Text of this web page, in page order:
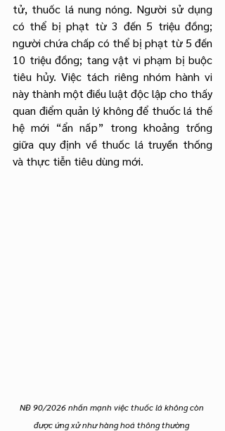
tử, thuốc lá nung nóng. Người sử dụng
có thể bị phạt từ 3 đến 5 triệu đồng;
người chứa chấp có thể bị phạt từ 5 đến
10 triệu đồng; tang vật vi phạm bị buộc
tiêu hủy. Việc tách riêng nhóm hành vi
này thành một điều luật độc lập cho thấy
quan điểm quản lý không để thuốc lá thế
hệ mới “ẩn nấp” trong khoảng trống
giữa quy định về thuốc lá truyền thống
và thực tiễn tiêu dùng mới.
NĐ 90/2026 nhấn mạnh việc thuốc lá không còn
được ứng xử như hàng hoá thông thường